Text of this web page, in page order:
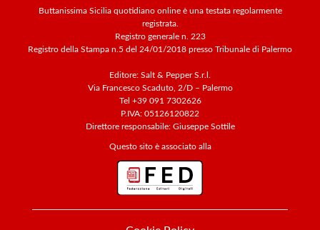
Buttanissima Sicilia quotidiano online è una testata regolarmente
registrata.
Registro generale n. 223
Registro della Stampa n.5 del 24/01/2018 presso Tribunale di Palermo
Editore: Salt & Pepper S.r.l.
Via Francesco Scaduto, 2/D – Palermo
Tel +39 091 7302626
P.IVA: 05126120822
Direttore responsabile: Giuseppe Sottile
Questo sito è associato alla